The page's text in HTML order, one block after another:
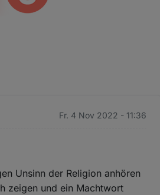
Fr. 4 Nov 2022 - 11:36
Unsinn der Religion anhören
zeigen und ein Machtwort